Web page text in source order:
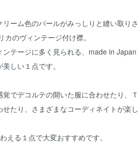
ーム色のパールがみっしりと縫い取りさ
のヴィンテージ付け襟。
テージに多く見られる、made in Japan
しい１点です。
でデコルテの開いた服に合わせたり、Ｔ
たり、さまざまなコーディネイトが楽し
える１点で大変おすすめです。